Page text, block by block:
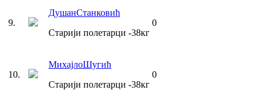
9.
ДушанСтанковић
Старији полетарци -38кг
0
10.
МихајлоШугић
Старији полетарци -38кг
0